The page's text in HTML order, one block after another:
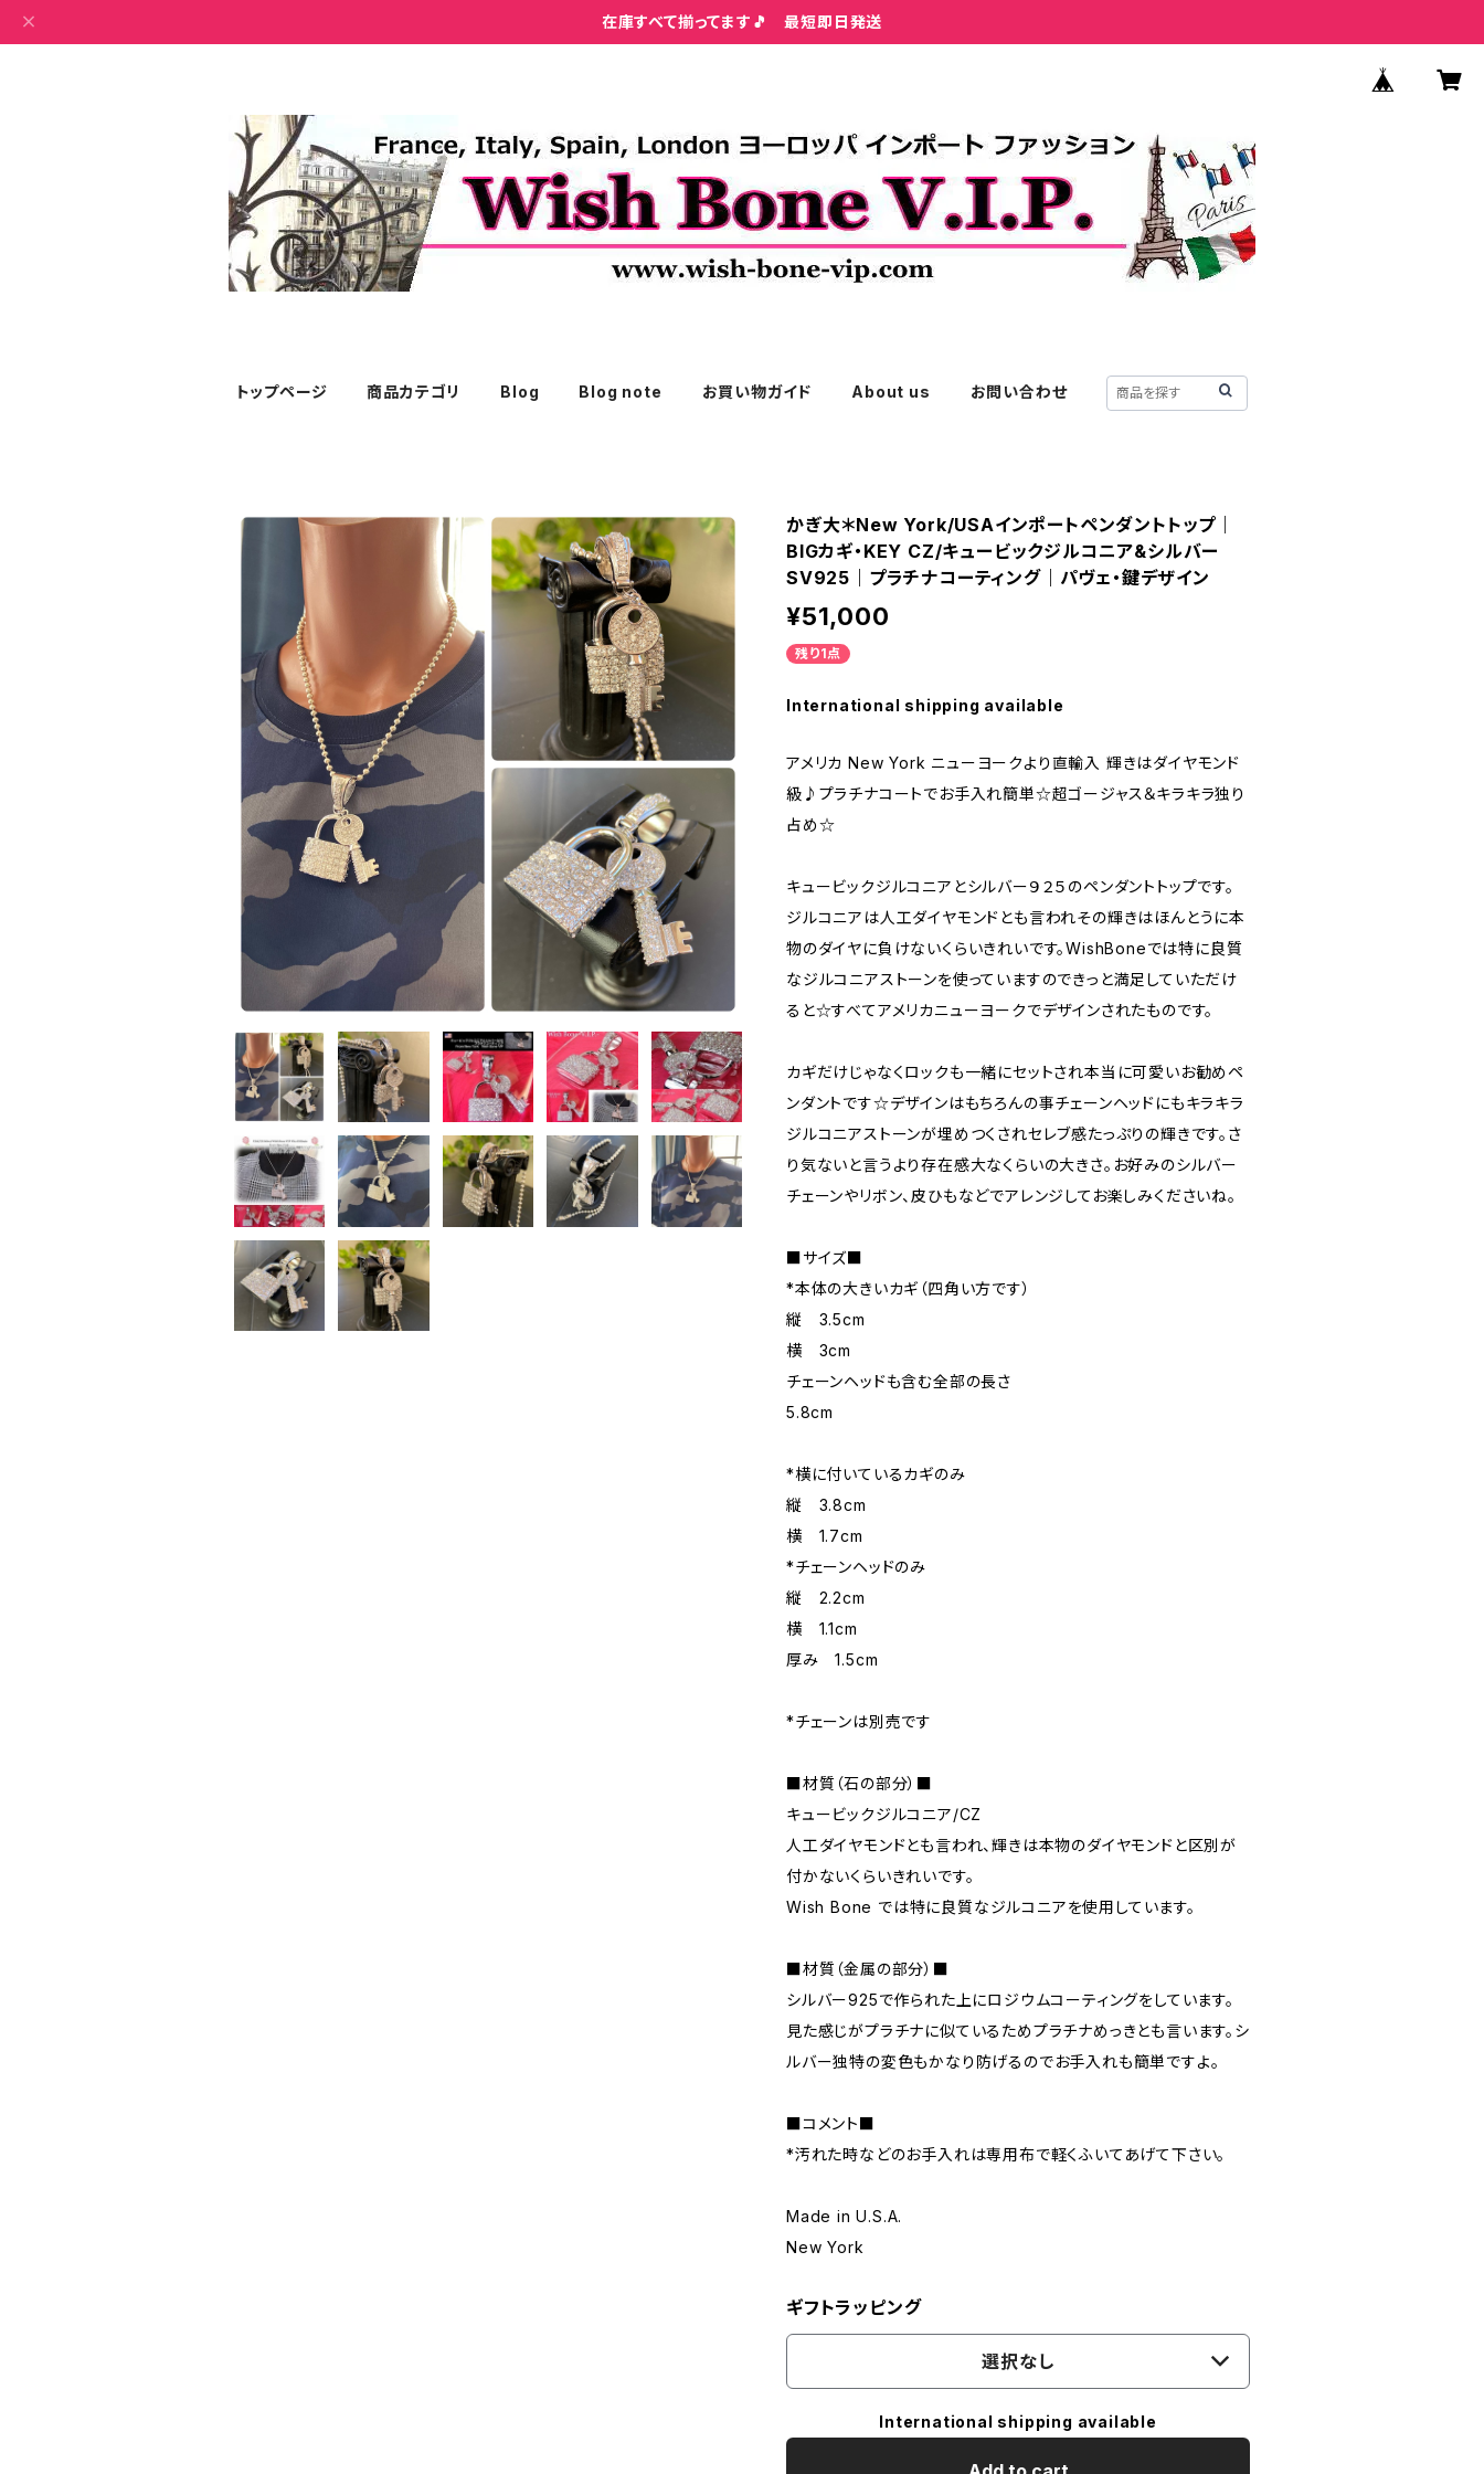
在庫すべて揃ってます🎵 最短即日発送
トップページ 商品カテゴリ Blog Blog note お買い物ガイド About us お問い合わせ
かぎ大＊New York/USAインポートペンダントトップ｜
BIGカギ・KEY CZ/キュービックジルコニア&シルバー
SV925｜プラチナコーティング｜パヴェ・鍵デザイン
¥51,000
残り1点
International shipping available
アメリカ New York ニューヨークより直輸入 輝きはダイヤモンド
級♪プラチナコートでお手入れ簡単☆超ゴージャス＆キラキラ独り
占め☆
キュービックジルコニアとシルバー９２５のペンダントトップです。
ジルコニアは人工ダイヤモンドとも言われその輝きはほんとうに本
物のダイヤに負けないくらいきれいです。WishBoneでは特に良質
なジルコニアストーンを使っていますのできっと満足していただけ
ると☆すべてアメリカニューヨークでデザインされたものです。
カギだけじゃなくロックも一緒にセットされ本当に可愛いお勧めペ
ンダントです☆デザインはもちろんの事チェーンヘッドにもキラキラ
ジルコニアストーンが埋めつくされセレブ感たっぷりの輝きです。さ
り気ないと言うより存在感大なくらいの大きさ。お好みのシルバー
チェーンやリボン、皮ひもなどでアレンジしてお楽しみくださいね。
■サイズ■
*本体の大きいカギ（四角い方です）
縦 3.5cm
横 3cm
チェーンヘッドも含む全部の長さ
5.8cm
*横に付いているカギのみ
縦 3.8cm
横 1.7cm
*チェーンヘッドのみ
縦 2.2cm
横 1.1cm
厚み 1.5cm
*チェーンは別売です
■材質（石の部分）■
キュービックジルコニア/CZ
人工ダイヤモンドとも言われ、輝きは本物のダイヤモンドと区別が
付かないくらいきれいです。
Wish Bone では特に良質なジルコニアを使用しています。
■材質（金属の部分）■
シルバー925で作られた上にロジウムコーティングをしています。
見た感じがプラチナに似ているためプラチナめっきとも言います。シ
ルバー独特の変色もかなり防げるのでお手入れも簡単ですよ。
■コメント■
*汚れた時などのお手入れは専用布で軽くふいてあげて下さい。
Made in U.S.A.
New York
ギフトラッピング
選択なし
International shipping available